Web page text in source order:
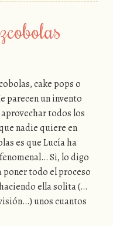
cake pops o
parecen un invento
todos los
nadie quiere en
es que Lucía ha
Si, lo digo
poner todo el proceso
ella solita (…
unos cuantos